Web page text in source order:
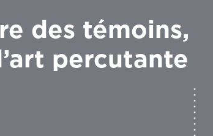
des témoins,
percutante